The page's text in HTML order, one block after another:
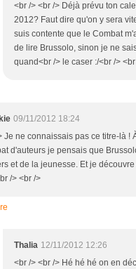
<br /> <br /> Déjà prévu ton
2012? Faut dire qu'on y sera
suis contente que le Combat
de lire Brussolo, sinon je ne
quand<br /> le caser :/<br />
09/11/2012 18:24
Je ne connaissais pas ce titre-là !
d'auteurs je pensais que
et de la jeunesse. Et je
/> <br />
Thalia 12/11/2012 12:26
<br /> <br /> Hé hé hé on en